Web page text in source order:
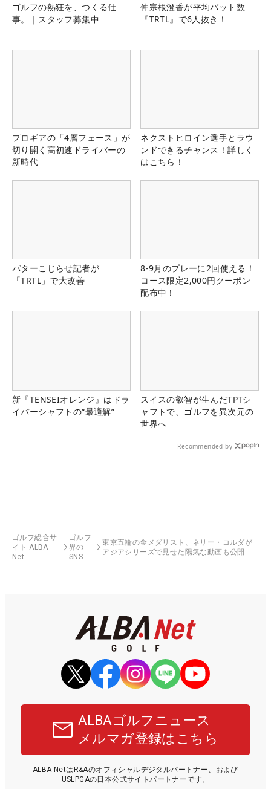
ゴルフの熱狂を、つくる仕
事。｜スタッフ募集中
仲宗根澄香が平均パット数
『TRTL』で6人抜き！
プロギアの「4層フェース」が
切り開く高初速ドライバーの
新時代
ネクストヒロイン選手とラウ
ンドできるチャンス！詳しく
はこちら！
パターこじらせ記者が
「TRTL」で大改善
8-9月のプレーに2回使える！
コース限定2,000円クーポン
配布中！
新『TENSEIオレンジ』はドラ
イバーシャフトの“最適解”
スイスの叡智が生んだTPTシ
ャフトで、ゴルフを異次元の
世界へ
Recommended by
ゴルフ総合サ
イト ALBA
Net
ゴルフ
界の
SNS
東京五輪の金メダリスト、ネリー・コルダが
アジアシリーズで見せた陽気な動画も公開
ALBAゴルフニュース
メルマガ登録はこちら
ALBA NetはR&Aのオフィシャルデジタルパートナー、および
USLPGAの日本公式サイトパートナーです。